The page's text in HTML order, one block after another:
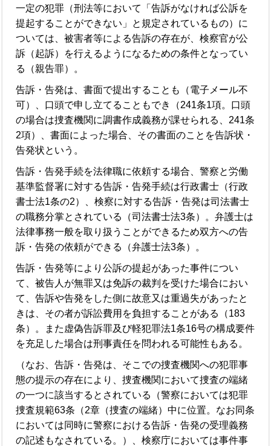
一定の犯罪（刑法等において「告訴がなければ公訴を
提起することができない」と規定されているもの）に
ついては、被害者等による告訴の存在が、検察官が公
訴（起訴）を行えるようになるための条件となってい
る（親告罪）。
告訴・告発は、書面で提出することも（電子メール不
可）、口頭で申し立てることもでき（241条1項。口頭
の場合は捜査機関に調書作成義務が課せられる、241条
2項）、書面によった場合、その書面のことを告訴状・
告発状という。
告訴・告発手続を法律職に依頼する場合、警察と労働
基準監督署に対する告訴・告発手続は行政書士（行政
書士法1条の2）、検察に対する告訴・告発は司法書士
の職務分掌とされている（司法書士法3条）。弁護士は
法律事務一般を取り扱うことができるため双方への告
訴・告発の依頼ができる（弁護士法3条）。
告訴・告発等により公訴の提起があった事件につい
て、被告人が無罪又は免訴の裁判を受けた場合におい
て、告訴や告発をした側に故意又は重過失があったと
きは、その者が訴訟費用を負担することがある（183
条）。また虚偽告訴罪及び軽犯罪法1条16号の構成要件
を充足した場合は刑事責任を問われる可能性もある。
（なお、告訴・告発は、そこでの捜査機関への犯罪事
態の提示の存在により、捜査機関において捜査の端緒
の一つに該当するとされている（警察においては犯罪
捜査規範63条（2章（捜査の端緒）中に位置。なお同条
においては同時に警察における告訴・告発の受理義務
の記述もなされている。）、検察庁においては事件事